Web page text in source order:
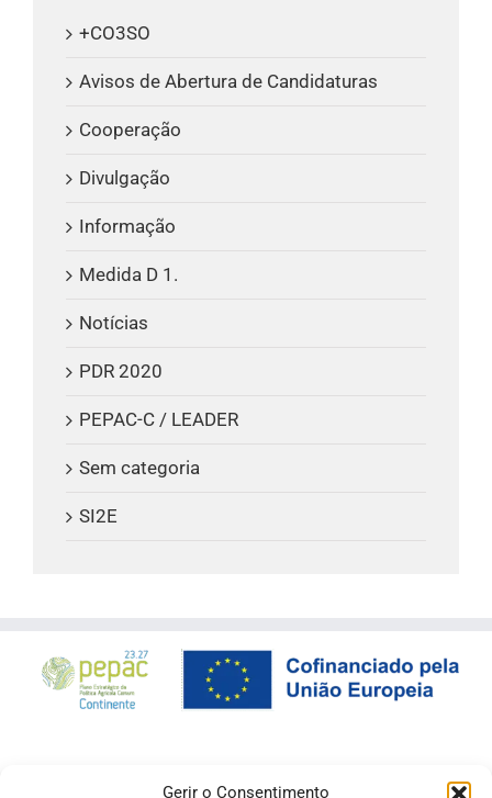
Gerir o Consentimento
+CO3SO
Avisos de Abertura de Candidaturas
Cooperação
Divulgação
Informação
Medida D 1.
Notícias
PDR 2020
PEPAC-C / LEADER
Sem categoria
SI2E